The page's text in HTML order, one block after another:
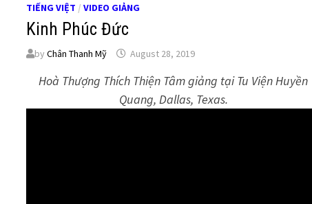
TIẾNG VIỆT /VIDEO GIẢNG
Kinh Phúc Đức
byChân Thanh Mỹ August 28, 2019
Hoà Thượng Thích Thiện Tâm giảng tại Tu Viện Huyền
Quang, Dallas, Texas.